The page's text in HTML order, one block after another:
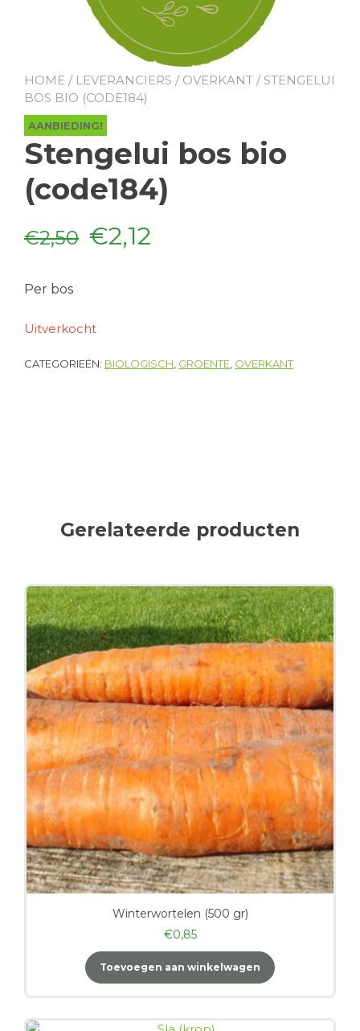
HOME / LEVERANCIERS / OVERKANT / STENGELUI
BOS BIO (CODE184)
AANBIEDING!
Stengelui bos bio
(code184)
€2,50 Oorspronkelijke
€2,12
Per bos
Uitverkocht
CATEGORIEËN: BIOLOGISCH GROENTE OVERKANT
Gerelateerde producten
Winterwortelen (500 gr)
€0,85
Toevoegen aan winkelwagen